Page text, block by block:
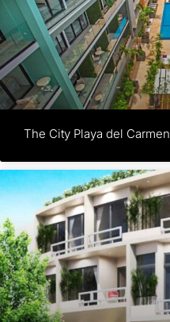
The City Playa del Carmen